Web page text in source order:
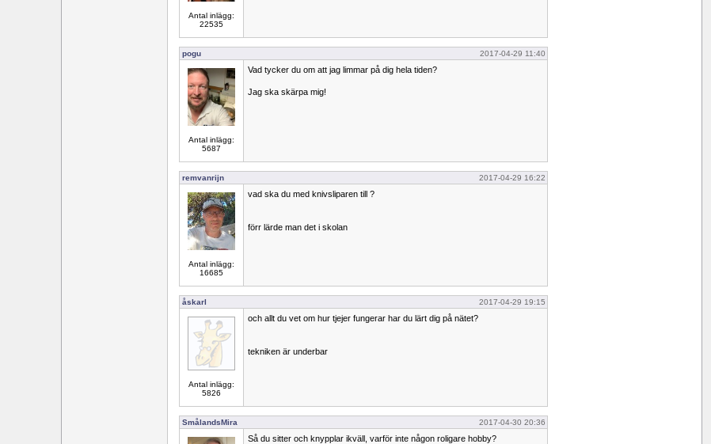
Antal inlägg:
22535
pogu 2017-04-29 11:40
Antal inlägg:
5687
Vad tycker du om att jag limmar på dig hela tiden?
Jag ska skärpa mig!
remvanrijn 2017-04-29 16:22
Antal inlägg:
16685
vad ska du med knivsliparen till ?
förr lärde man det i skolan
åskarl 2017-04-29 19:15
Antal inlägg:
5826
och allt du vet om hur tjejer fungerar har du lärt dig på nätet?
tekniken är underbar
SmålandsMira 2017-04-30 20:36
Så du sitter och knypplar ikväll, varför inte någon roligare hobby?